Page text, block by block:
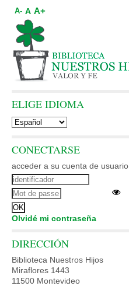
A- A A+
ELIGE IDIOMA
CONECTARSE
acceder a su cuenta de usuario
Olvidé mi contraseña
DIRECCIÓN
Biblioteca Nuestros Hijos
Miraflores 1443
11500 Montevideo